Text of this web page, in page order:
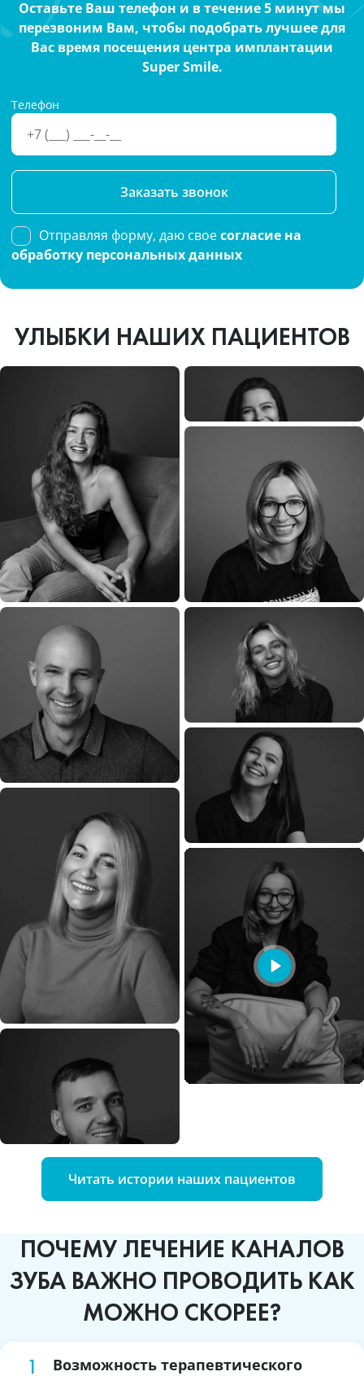
Оставьте Ваш телефон и в течение 5 минут мы
перезвоним Вам, чтобы подобрать лучшее для
Вас время посещения центра имплантации
Super Smile.
Телефон
Please
this
field
empty.
Отправляя форму, даю своесогласие на
обработку персональных данных
УЛЫБКИ НАШИХ ПАЦИЕНТОВ
Читать истории наших пациентов
ПОЧЕМУ ЛЕЧЕНИЕ КАНАЛОВ
ЗУБА ВАЖНО ПРОВОДИТЬ КАК
МОЖНО СКОРЕЕ?
Возможность терапевтического